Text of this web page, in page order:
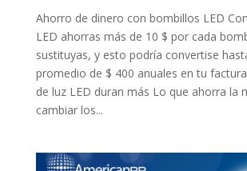
Ahorro de dinero con bombillos LED
LED ahorras más de 10 $ por cada
sustituyas, y esto podría convertise
promedio de $ 400 anuales en tu
de luz LED duran más Lo que ahorra la
cambiar los...